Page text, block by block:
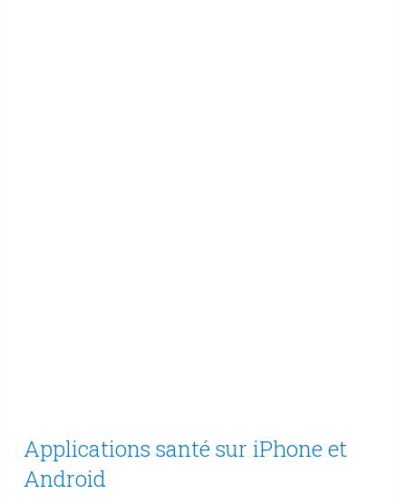
Applications santé sur iPhone et
Android